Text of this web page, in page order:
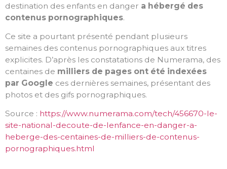
destination des enfants en danger a hébergé des
contenus pornographiques.
Ce site a pourtant présenté pendant plusieurs
semaines des contenus pornographiques aux titres
explicites. D’après les constatations de Numerama, des
centaines de milliers de pages ont été indexées
par Google ces dernières semaines, présentant des
photos et des gifs pornographiques.
Source : https://www.numerama.com/tech/456670-le-
site-national-decoute-de-lenfance-en-danger-a-
heberge-des-centaines-de-milliers-de-contenus-
pornographiques.html